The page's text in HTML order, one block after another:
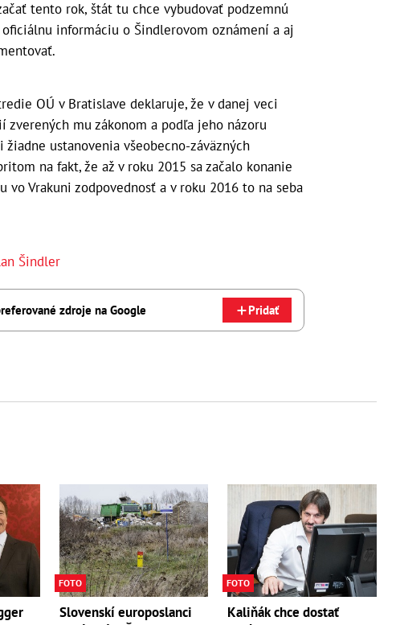
tento rok, štát tu chce vybudovať podzemnú
informáciu o Šindlerovom oznámení a aj
OÚ v Bratislave deklaruje, že v danej veci
mu zákonom a podľa jeho názoru
ustanovenia všeobecno-záväzných
na fakt, že až v roku 2015 sa začalo konanie
vo Vrakuni zodpovednosť a v roku 2016 to na seba
Šindler
zdroje na Google Pridať
FOTO
Slovenskí europoslanci
FOTO
Kaliňák chce dostať